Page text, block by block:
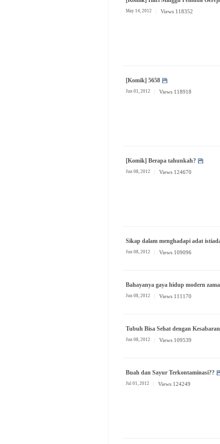
May 14, 2012 Views 118352
[Komik] 5658
Jun 01, 2012 Views 118918
[Komik] Berapa tahunkah?
Jun 08, 2012 Views 124670
Sikap dalam menghadapi adat
Jun 08, 2012 Views 109096
Bahayanya gaya hidup modern
Jun 08, 2012 Views 111170
Tubuh Bisa Sehat dengan Kesabaran
Jun 08, 2012 Views 109539
Buah dan Sayur Terkontaminasi??
Jul 01, 2012 Views 124249